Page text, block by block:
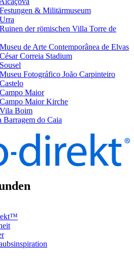
& Militärmuseum
der römischen Villa Torre de
de Arte Contemporânea de Elvas
Correia Stadium
Fotográfico João Carpinteiro
Maior
Maior Kirche
Boim
do Caia